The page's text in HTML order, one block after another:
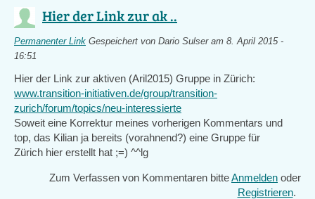
Hier der Link zur ak ..
Permanenter Link Gespeichert von Dario Sulseram 8. April 2015 -
16:51
Hier der Link zur aktiven (Aril2015) Gruppe in Zürich:
www.transition-initiativen.de/group/transition-
zurich/forum/topics/neu-interessierte
Soweit eine Korrektur meines vorherigen Kommentars und
top, das Kilian ja bereits (vorahnend?) eine Gruppe für
Zürich hier erstellt hat ;=) ^^lg
Zum Verfassen von Kommentaren bitteAnmelden oder
Registrieren.